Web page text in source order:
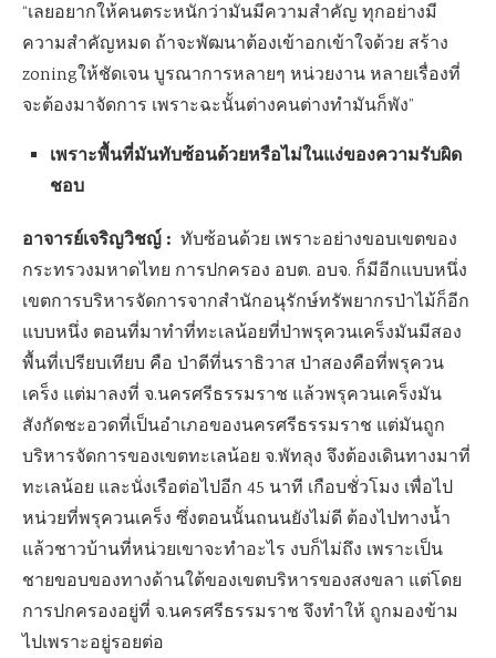
“เลยอยากให้คนตระหนักว่ามันมีความสำคัญ ทุกอย่างมี
ความสำคัญหมด ถ้าจะพัฒนาต้องเข้าอกเข้าใจด้วย สร้าง
zoningให้ชัดเจน บูรณาการหลายๆ หน่วยงาน หลายเรื่องที่
จะต้องมาจัดการ เพราะฉะนั้นต่างคนต่างทำมันก็พัง”
เพราะพื้นที่มันทับซ้อนด้วยหรือไม่ในแง่ของความรับผิด
ชอบ
อาจารย์เจริญวิชญ์ : ทับซ้อนด้วย เพราะอย่างขอบเขตของ
กระทรวงมหาดไทย การปกครอง อบต. อบจ. ก็มีอีกแบบหนึ่ง
เขตการบริหารจัดการจากสำนักอนุรักษ์ทรัพยากรป่าไม้ก็อีก
แบบหนึ่ง ตอนที่มาทำที่ทะเลน้อยที่ป่าพรุควนเคร็งมันมีสอง
พื้นที่เปรียบเทียบ คือ ป่าดีที่นราธิวาส ป่าสองคือที่พรุควน
เคร็ง แต่มาลงที่ จ.นครศรีธรรมราช แล้วพรุควนเคร็งมัน
สังกัดชะอวดที่เป็นอำเภอของนครศรีธรรมราช แต่มันถูก
บริหารจัดการของเขตทะเลน้อย จ.พัทลุง จึงต้องเดินทางมาที่
ทะเลน้อย และนั่งเรือต่อไปอีก 45 นาที เกือบชั่วโมง เพื่อไป
หน่วยที่พรุควนเคร็ง ซึ่งตอนนั้นถนนยังไม่ดี ต้องไปทางน้ำ
แล้วชาวบ้านที่หน่วยเขาจะทำอะไร งบก็ไม่ถึง เพราะเป็น
ชายขอบของทางด้านใต้ของเขตบริหารของสงขลา แต่โดย
การปกครองอยู่ที่ จ.นครศรีธรรมราช จึงทำให้ ถูกมองข้าม
ไปเพราะอยู่รอยต่อ